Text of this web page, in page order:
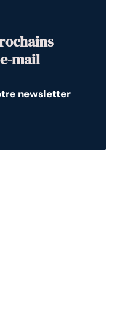
mail
newsletter